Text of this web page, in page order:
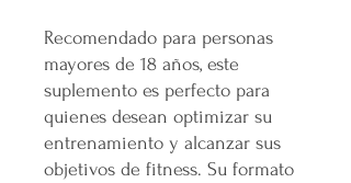
Recomendado para personas
mayores de 18 años, este
suplemento es perfecto para
quienes desean optimizar su
entrenamiento y alcanzar sus
objetivos de fitness. Su formato